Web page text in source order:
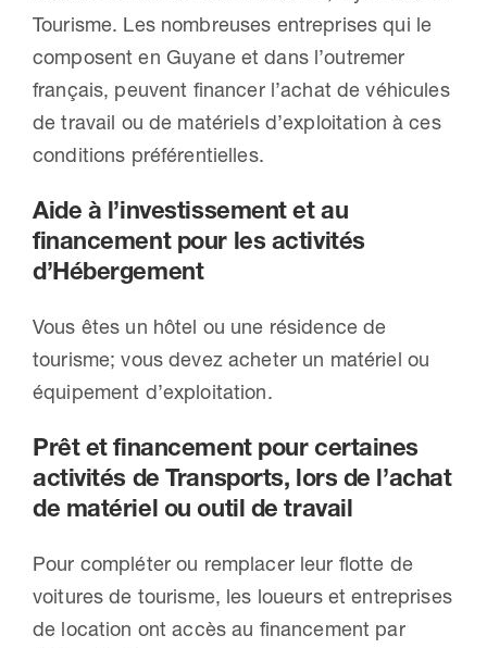
Tourisme. Les nombreuses entreprises qui le
composent en Guyane et dans l’outremer
français, peuvent financer l’achat de véhicules
de travail ou de matériels d’exploitation à ces
conditions préférentielles.
Aide à l’investissement et au
financement pour les activités
d’Hébergement
Vous êtes un hôtel ou une résidence de
tourisme; vous devez acheter un matériel ou
équipement d’exploitation.
Prêt et financement pour certaines
activités de Transports, lors de l’achat
de matériel ou outil de travail
Pour compléter ou remplacer leur flotte de
voitures de tourisme, les loueurs et entreprises
de location ont accès au financement par